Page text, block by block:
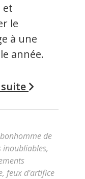
et
le
à une
année.
bonhomme de
inoubliables,
, feux d'artifice